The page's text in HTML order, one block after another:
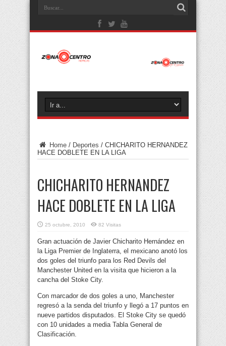
Home / Deportes / CHICHARITO HERNANDEZ
HACE DOBLETE EN LA LIGA
CHICHARITO HERNANDEZ
HACE DOBLETE EN LA LIGA
25 octubre, 2010 82 Visitas
Gran actuación de Javier Chicharito Hernández en
la Liga Premier de Inglaterra, el mexicano anotó los
dos goles del triunfo para los Red Devils del
Manchester United en la visita que hicieron a la
cancha del Stoke City.
Con marcador de dos goles a uno, Manchester
regresó a la senda del triunfo y llegó a 17 puntos en
nueve partidos disputados. El Stoke City se quedó
con 10 unidades a media Tabla General de
Clasificación.